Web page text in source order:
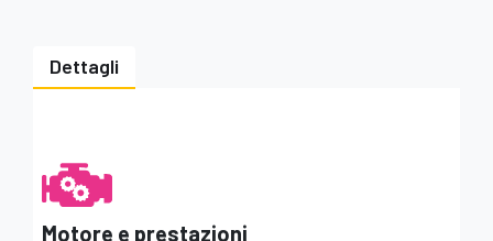
Azienda(non obbligatorio)
Nome
Dettagli
Motore e prestazioni